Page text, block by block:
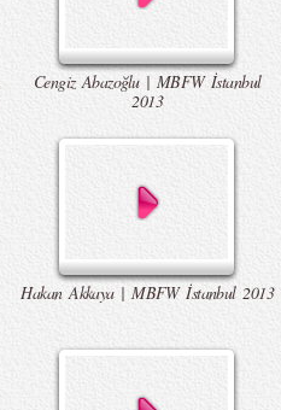
Cengiz Abazoğlu | MBFW İstanbul
2013
Hakan Akkaya | MBFW İstanbul 2013